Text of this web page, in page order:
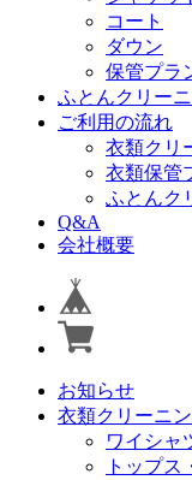
コート
ダウン
保管プラ
ふとんクリー
ご利用の流れ
衣類クリ
衣類保管
ふとんク
Q&A
会社概要
お知らせ
衣類クリーニ
ワイシャ
トップス